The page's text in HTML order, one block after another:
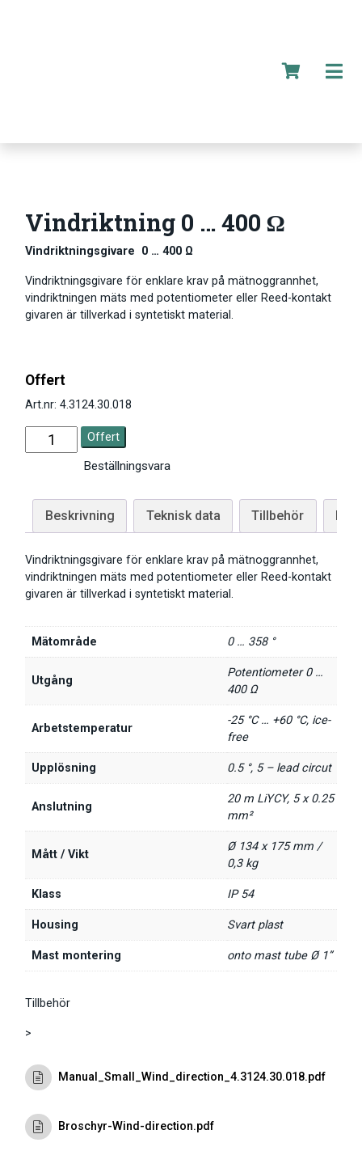
Vindriktning 0 … 400 Ω
Vindriktningsgivare 0 … 400 Ω
Vindriktningsgivare för enklare krav på mätnoggrannhet,
vindriktningen mäts med potentiometer eller Reed-kontakt
givaren är tillverkad i syntetiskt material.
Offert
Art.nr: 4.3124.30.018
Offert
Beställningsvara
Beskrivning Teknisk data Tillbehör
Vindriktningsgivare för enklare krav på mätnoggrannhet,
vindriktningen mäts med potentiometer eller Reed-kontakt
givaren är tillverkad i syntetiskt material.
Mätområde 0 … 358 °
Utgång
Potentiometer 0 …
400 Ω
Arbetstemperatur
-25 °C … +60 °C, ice-
free
Upplösning 0.5 °, 5 – lead circut
Anslutning
20 m LiYCY, 5 x 0.25
mm²
Mått / Vikt
Ø 134 x 175 mm /
0,3 kg
Klass IP 54
Housing Svart plast
Mast montering onto mast tube Ø 1”
Tillbehör
>
Manual_Small_Wind_direction_4.3124.30.018.pdf
Broschyr-Wind-direction.pdf